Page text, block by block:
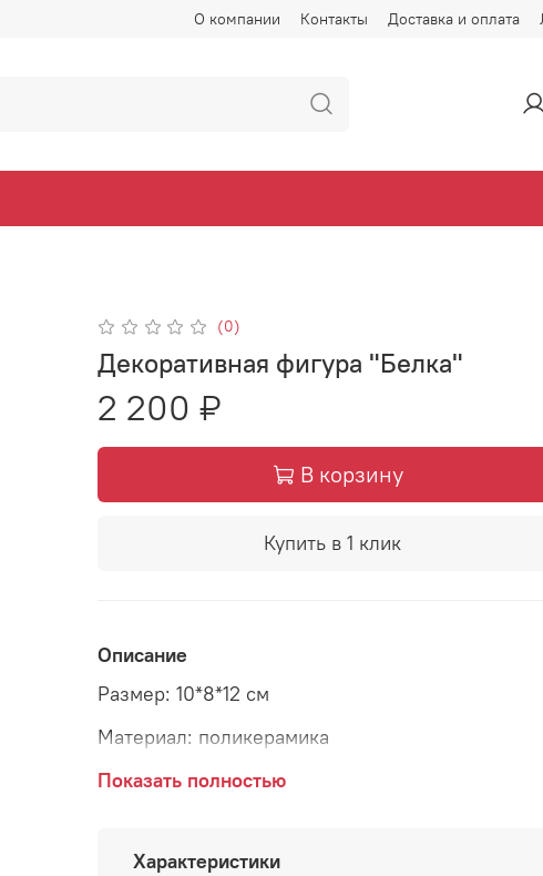
О компании Контакты Доставка и оплата
(0)
Декоративная фигура "Белка"
2 200 ₽
В корзину
Купить в 1 клик
Описание
Размер: 10*8*12 см
Материал: поликерамика
Страна: Голландия
Показать полностью
Характеристики